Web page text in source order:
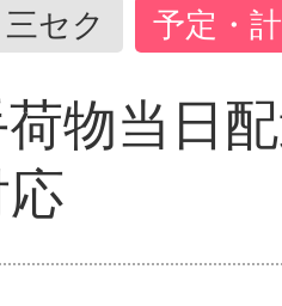
セク 予定・
物当日